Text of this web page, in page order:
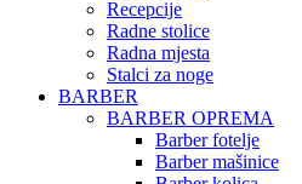
Recepcije
Radne stolice
Radna mjesta
Stalci za noge
BARBER
BARBER OPREMA
Barber fotelje
Barber mašinice